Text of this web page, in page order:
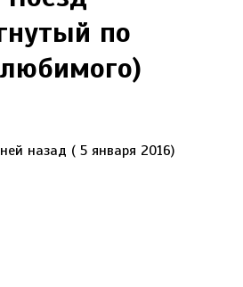
по
назад ( 5 января 2016)